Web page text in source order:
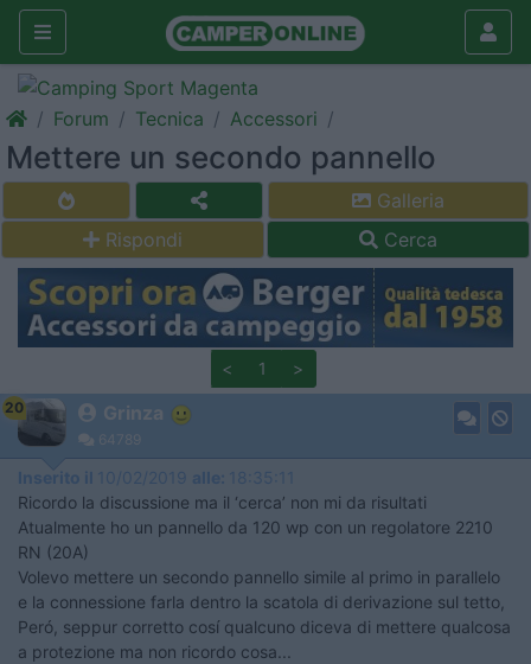
Forum Tecnica Accessori
Mettere un secondo pannello
Galleria
Rispondi
Cerca
< 1 >
20 Grinza
64789
Inserito il 10/02/2019 alle: 18:35:11
Ricordo la discussione ma il ‘cerca’ non mi da risultati
Atualmente ho un pannello da 120 wp con un regolatore 2210
RN (20A)
Volevo mettere un secondo pannello simile al primo in parallelo
e la connessione farla dentro la scatola di derivazione sul tetto,
Peró, seppur corretto cosí qualcuno diceva di mettere qualcosa
a protezione ma non ricordo cosa...